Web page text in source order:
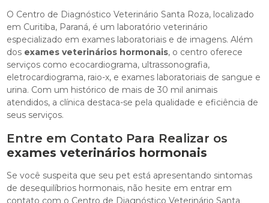
O Centro de Diagnóstico Veterinário Santa Roza, localizado
em Curitiba, Paraná, é um laboratório veterinário
especializado em exames laboratoriais e de imagens. Além
dos exames veterinários hormonais, o centro oferece
serviços como ecocardiograma, ultrassonografia,
eletrocardiograma, raio-x, e exames laboratoriais de sangue e
urina. Com um histórico de mais de 30 mil animais
atendidos, a clínica destaca-se pela qualidade e eficiência de
seus serviços.
Entre em Contato Para Realizar os
exames veterinários hormonais
Se você suspeita que seu pet está apresentando sintomas
de desequilíbrios hormonais, não hesite em entrar em